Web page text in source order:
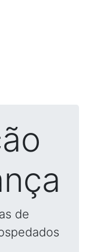
de